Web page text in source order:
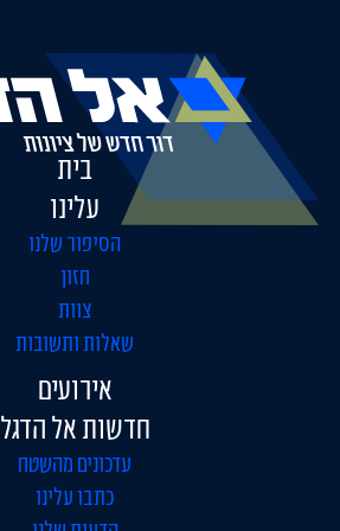
בית
עלינו
הסיפור שלנו
חזון
צוות
שאלות ותשובות
אירועים
חדשות אל הדגל
עדכונים מהשטח
כתבו עלינו